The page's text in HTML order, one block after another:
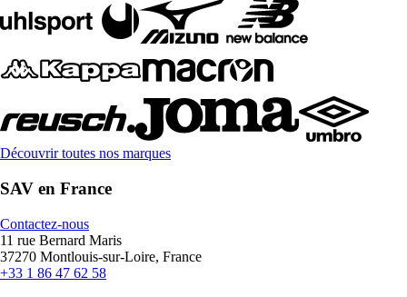
Découvrir toutes nos marques
SAV en France
Contactez-nous
11 rue Bernard Maris
37270 Montlouis-sur-Loire, France
+33 1 86 47 62 58